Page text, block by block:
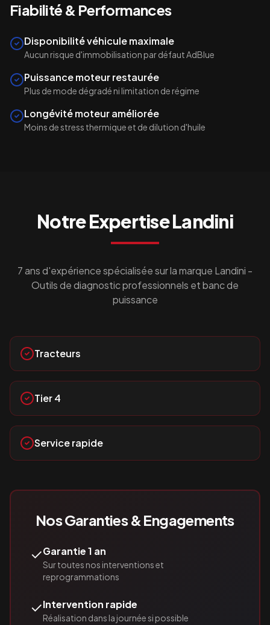
Fiabilité & Performances
Disponibilité véhicule maximale
Aucun risque d'immobilisation par défaut AdBlue
Puissance moteur restaurée
Plus de mode dégradé ni limitation de régime
Longévité moteur améliorée
Moins de stress thermique et de dilution d'huile
Notre ExpertiseLandini
7 ans d'expérience spécialisée sur la marque Landini -
Outils de diagnostic professionnels et banc de
puissance
Tracteurs
Tier 4
Service rapide
Nos Garanties & Engagements
✓Garantie 1 an
Sur toutes nos interventions et
reprogrammations
✓Intervention rapide
Réalisation dans la journée si possible